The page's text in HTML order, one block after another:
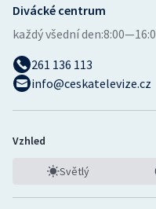
Divácké centrum
každý všední den:
261 136 113
info@ceskatelevize.cz
Vzhled
Světlý